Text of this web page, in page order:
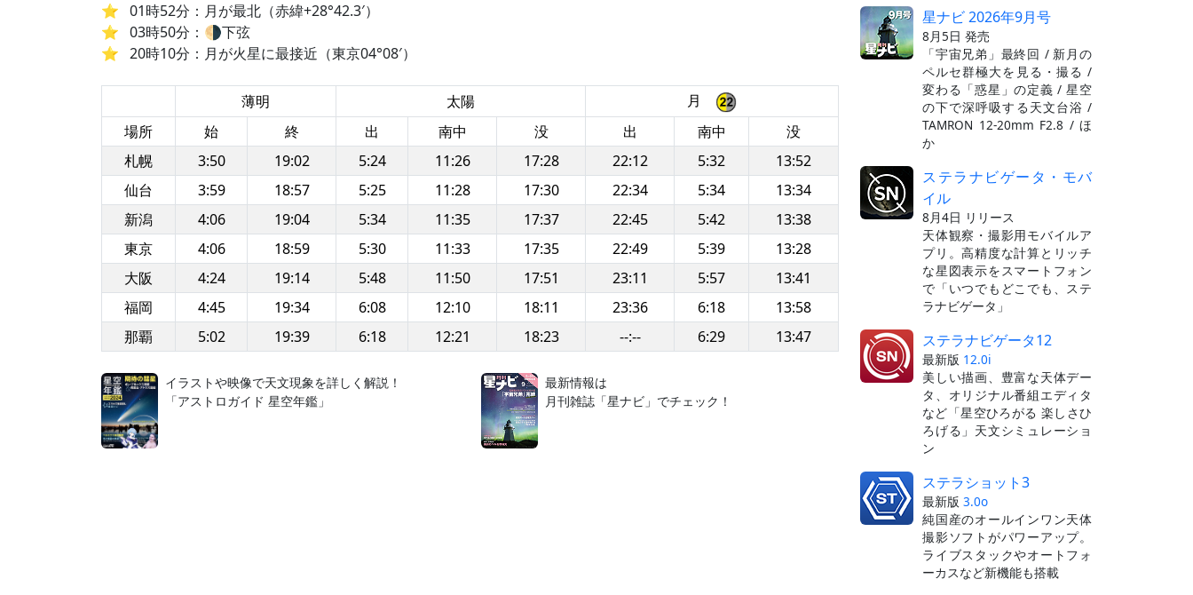
01時52分：月が最北（赤緯+28°42.3′）
03時50分：🌗下弦
20時10分：月が火星に最接近（東京04°08′）
薄明 太陽
月
場所
始 終 出 南中 没 出 南中
没
札幌
3:50 19:02 5:24 11:26 17:28 22:12 5:32
13:52
仙台
3:59 18:57 5:25 11:28 17:30 22:34 5:34
13:34
新潟
4:06 19:04 5:34 11:35 17:37 22:45 5:42
13:38
東京
4:06 18:59 5:30 11:33 17:35 22:49 5:39
13:28
大阪
4:24 19:14 5:48 11:50 17:51 23:11 5:57
13:41
福岡
4:45 19:34 6:08 12:10 18:11 23:36 6:18
13:58
那覇
5:02 19:39 6:18 12:21 18:23 --:-- 6:29 13:47
イラストや映像で天文現象を詳しく解説！
「アストロガイド 星空年鑑」
最新情報は
月刊雑誌「星ナビ」でチェック！
星ナビ 2026年9月号
8月5日 発売
「宇宙兄弟」最終回 / 新月の
ペルセ群極大を見る・撮る /
変わる「惑星」の定義 / 星空
の下で深呼吸する天文台浴 /
TAMRON 12-20mm F2.8 / ほ
か
ステラナビゲータ・モバ
イル
8月4日 リリース
天体観察・撮影用モバイルア
プリ。高精度な計算とリッチ
な星図表示をスマートフォン
で「いつでもどこでも、ステ
ラナビゲータ」
ステラナビゲータ12
最新版 12.0i
美しい描画、豊富な天体デー
タ、オリジナル番組エディタ
など「星空ひろがる 楽しさひ
ろげる」天文シミュレーショ
ン
ステラショット3
最新版 3.0o
純国産のオールインワン天体
撮影ソフトがパワーアップ。
ライブスタックやオートフォ
ーカスなど新機能も搭載